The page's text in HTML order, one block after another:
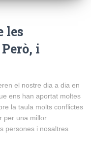
les
i
el nostre dia a dia en
ens han aportat moltes
la taula molts conflictes
per una millor
persones i nosaltres